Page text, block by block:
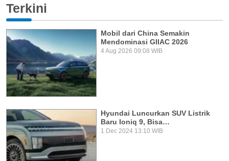
Terkini
Mobil dari China Semakin
Mendominasi GIIAC 2026
4 Aug 2026 09:08 WIB
Hyundai Luncurkan SUV Listrik
Baru Ioniq 9, Bisa…
1 Dec 2024 13:10 WIB